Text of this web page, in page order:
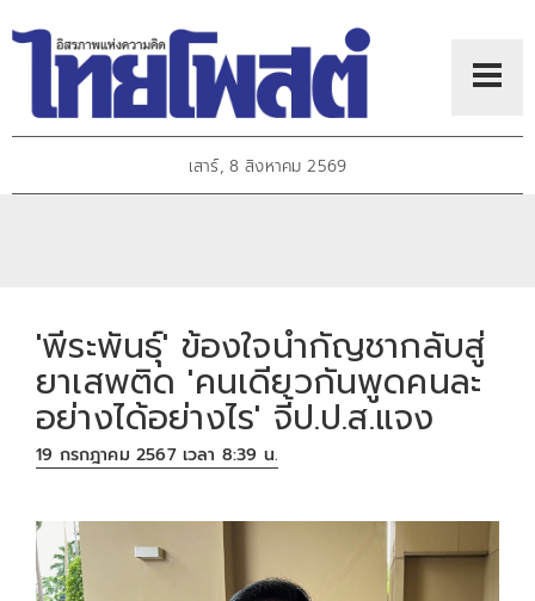
เสาร์, 8 สิงหาคม 2569
'พีระพันธุ์' ข้องใจนำกัญชากลับสู่
ยาเสพติด 'คนเดียวกันพูดคนละ
อย่างได้อย่างไร' จี้ป.ป.ส.แจง
19 กรกฎาคม 2567 เวลา 8:39 น.